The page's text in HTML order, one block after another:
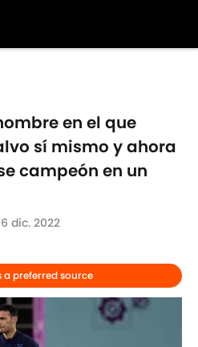
en el que
sí mismo y ahora
campeón en un
dic. 2022
a preferred source